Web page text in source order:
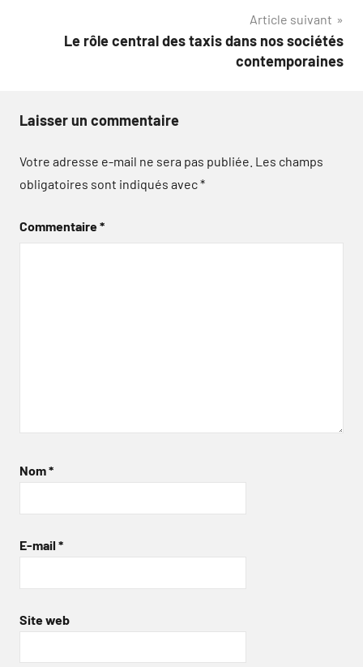
Article suivant
Le rôle central des taxis dans nos sociétés
contemporaines
Laisser un commentaire
Votre adresse e-mail ne sera pas publiée. Les champs
obligatoires sont indiqués avec*
Commentaire*
Nom*
E-mail *
Site web